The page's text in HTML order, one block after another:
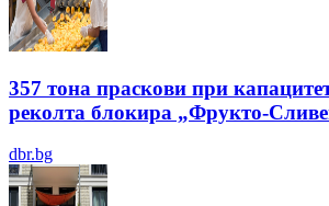
357 тона праскови при
реколта блокира „Фрукто-
dbr.bg